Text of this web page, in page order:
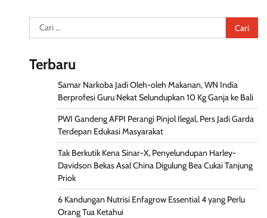
Cari
untuk:
Terbaru
Samar Narkoba Jadi Oleh-oleh Makanan, WN India
Berprofesi Guru Nekat Selundupkan 10 Kg Ganja ke Bali
PWI Gandeng AFPI Perangi Pinjol Ilegal, Pers Jadi Garda
Terdepan Edukasi Masyarakat
Tak Berkutik Kena Sinar-X, Penyelundupan Harley-
Davidson Bekas Asal China Digulung Bea Cukai Tanjung
Priok
6 Kandungan Nutrisi Enfagrow Essential 4 yang Perlu
Orang Tua Ketahui